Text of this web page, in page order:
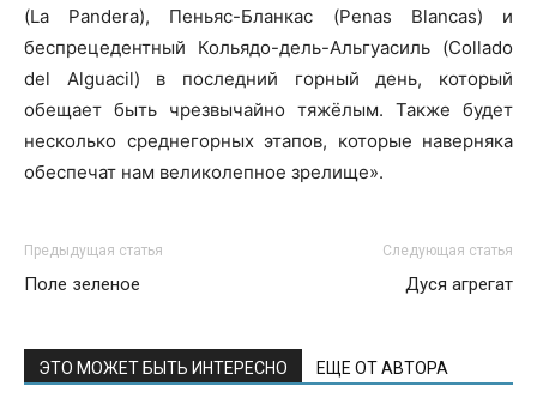
(La Pandera), Пеньяс-Бланкас (Penas Blancas) и
беспрецедентный Кольядо-дель-Альгуасиль (Collado
del Alguacil) в последний горный день, который
обещает быть чрезвычайно тяжёлым. Также будет
несколько среднегорных этапов, которые наверняка
обеспечат нам великолепное зрелище».
Предыдущая статья
Поле зеленое
Следующая статья
Дуся агрегат
ЭТО МОЖЕТ БЫТЬ ИНТЕРЕСНО ЕЩЕ ОТ АВТОРА